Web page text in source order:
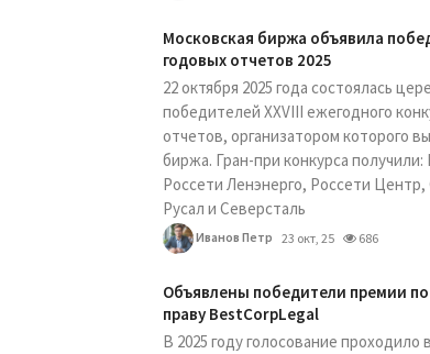
Московская биржа объявила
годовых отчетов 2025
22 октября 2025 года состоялась
победителей XXVIII ежегодного
отчетов, организатором которого
биржа. Гран-при конкурса
Россети Ленэнерго, Россети
Русал и Северсталь
Иванов Петр 23 окт, 25 686
Объявлены победители премии
праву BestCorpLegal
В 2025 году голосование проходило